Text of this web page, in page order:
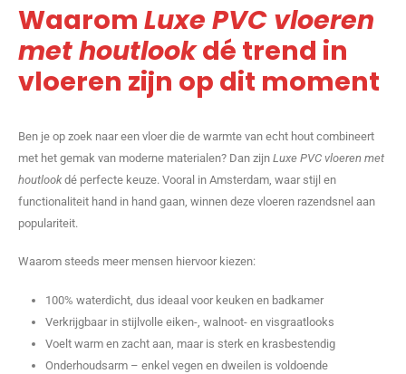
Waarom Luxe PVC vloeren
met houtlookdé trend in
vloeren zijn op dit moment
Ben je op zoek naar een vloer die de warmte van echt hout combineert
met het gemak van moderne materialen? Dan zijn Luxe PVC vloeren met
houtlookdé perfecte keuze. Vooral in Amsterdam, waar stijl en
functionaliteit hand in hand gaan, winnen deze vloeren razendsnel aan
populariteit.
Waarom steeds meer mensen hiervoor kiezen:
100% waterdicht, dus ideaal voor keuken en badkamer
Verkrijgbaar in stijlvolle eiken-, walnoot- en visgraatlooks
Voelt warm en zacht aan, maar is sterk en krasbestendig
Onderhoudsarm – enkel vegen en dweilen is voldoende